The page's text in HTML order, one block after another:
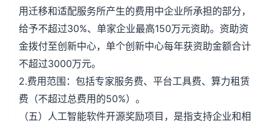
用迁移和适配服务所产生的费用中企业所承担的部分，
给予不超过30%、单家企业最高150万元资助。资助资
金拨付至创新中心，单个创新中心每年获资助金额合计
不超过3000万元。
2.费用范围：包括专家服务费、平台工具费、算力租赁
费（不超过总费用的50%）。
（五）人工智能软件开源奖励项目，是指支持企业和相